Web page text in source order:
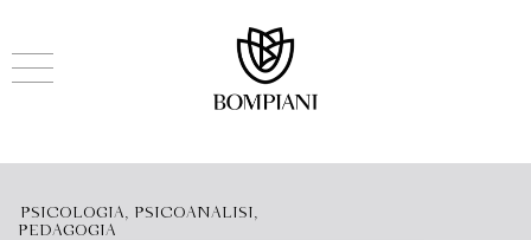
PSICOLOGIA, PSICOANALISI,
PEDAGOGIA